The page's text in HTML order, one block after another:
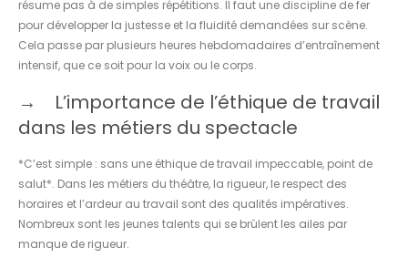
résume pas à de simples répétitions. Il faut une discipline de fer
pour développer la justesse et la fluidité demandées sur scène.
Cela passe par plusieurs heures hebdomadaires d’entraînement
intensif, que ce soit pour la voix ou le corps.
L’importance de l’éthique de travail
dans les métiers du spectacle
*C’est simple : sans une éthique de travail impeccable, point de
salut*. Dans les métiers du théâtre, la rigueur, le respect des
horaires et l’ardeur au travail sont des qualités impératives.
Nombreux sont les jeunes talents qui se brûlent les ailes par
manque de rigueur.